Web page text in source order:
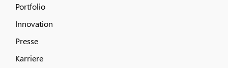
Portfolio
Innovation
Presse
Karriere